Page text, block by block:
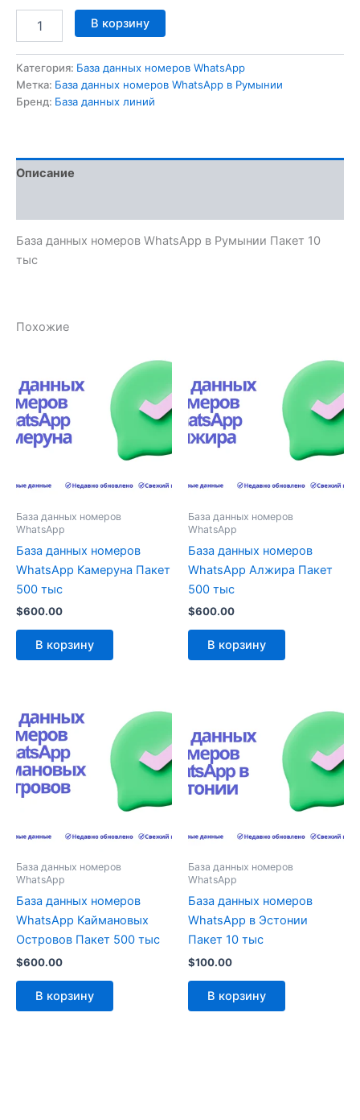
В корзину
Категория: База данных номеров WhatsApp
Метка: База данных номеров WhatsApp в Румынии
Бренд: База данных линий
Описание
База данных номеров WhatsApp в Румынии Пакет 10
тыс
Похожие
База данных номеров
WhatsApp
База данных номеров
WhatsApp Камеруна Пакет
500 тыс
$600.00
В корзину
База данных номеров
WhatsApp
База данных номеров
WhatsApp Алжира Пакет
500 тыс
$600.00
В корзину
База данных номеров
WhatsApp
База данных номеров
WhatsApp Каймановых
Островов Пакет 500 тыс
$600.00
В корзину
База данных номеров
WhatsApp
База данных номеров
WhatsApp в Эстонии
Пакет 10 тыс
$100.00
В корзину